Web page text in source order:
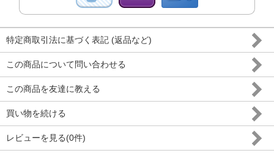
特定商取引法に基づく表記 (返品など)
この商品について問い合わせる
この商品を友達に教える
買い物を続ける
レビューを見る(0件)